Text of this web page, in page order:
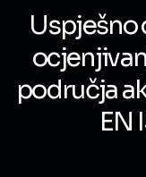
Uspješno
područja
EN